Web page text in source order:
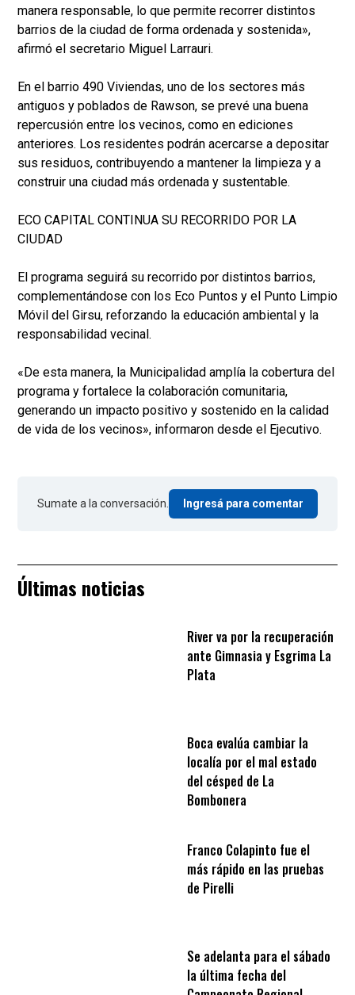
manera responsable, lo que permite recorrer distintos
barrios de la ciudad de forma ordenada y sostenida»,
afirmó el secretario Miguel Larrauri.
En el barrio 490 Viviendas, uno de los sectores más
antiguos y poblados de Rawson, se prevé una buena
repercusión entre los vecinos, como en ediciones
anteriores. Los residentes podrán acercarse a depositar
sus residuos, contribuyendo a mantener la limpieza y a
construir una ciudad más ordenada y sustentable.
ECO CAPITAL CONTINUA SU RECORRIDO POR LA
CIUDAD
El programa seguirá su recorrido por distintos barrios,
complementándose con los Eco Puntos y el Punto Limpio
Móvil del Girsu, reforzando la educación ambiental y la
responsabilidad vecinal.
«De esta manera, la Municipalidad amplía la cobertura del
programa y fortalece la colaboración comunitaria,
generando un impacto positivo y sostenido en la calidad
de vida de los vecinos», informaron desde el Ejecutivo.
Sumate a la conversación. Ingresá para comentar
Últimas noticias
River va por la recuperación
ante Gimnasia y Esgrima La
Plata
Boca evalúa cambiar la
localía por el mal estado
del césped de La
Bombonera
Franco Colapinto fue el
más rápido en las pruebas
de Pirelli
Se adelanta para el sábado
la última fecha del